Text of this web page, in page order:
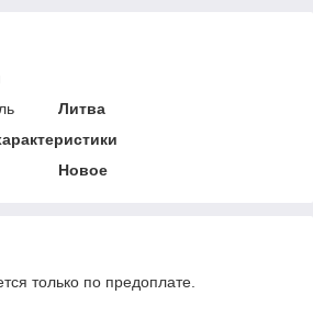
Литва
Новое
только по предоплате.